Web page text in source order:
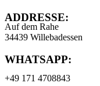
ADDRESSE:
Auf dem Rahe
34439 Willebadessen
WHATSAPP:
+49 171 4708843